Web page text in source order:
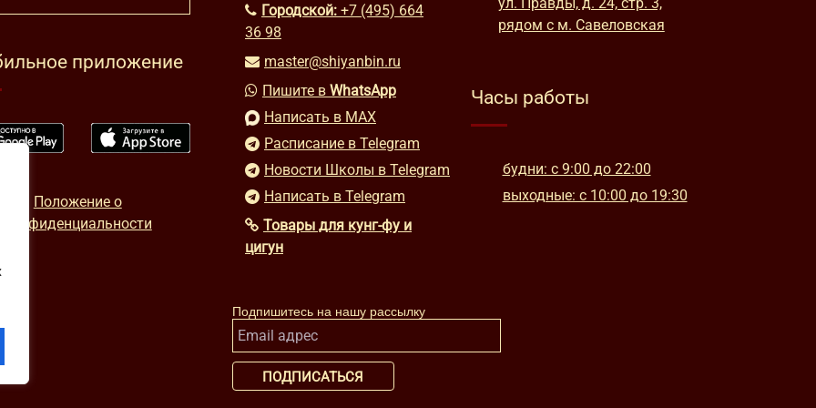
приложение
Положение о
конфиденциальности
Городской: +7 (495) 664
36 98
master@shiyanbin.ru
Пишите в WhatsApp
Написать в MAX
Расписание в Telegram
Новости Школы в Telegram
Написать в Telegram
Товары для кунг-фу и
цигун
ул. Правды, д. 24, стр. 3,
рядом с м. Савеловская
Часы работы
будни: с 9:00 до 22:00
выходные: с 10:00 до 19:30
Подпишитесь на нашу рассылку